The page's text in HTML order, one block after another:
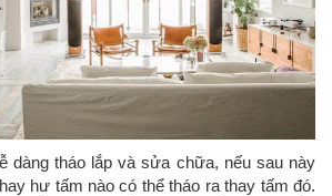
dàng tháo lắp và sửa chữa, nếu sau này
hư tấm nào có thể tháo ra thay tấm đó.